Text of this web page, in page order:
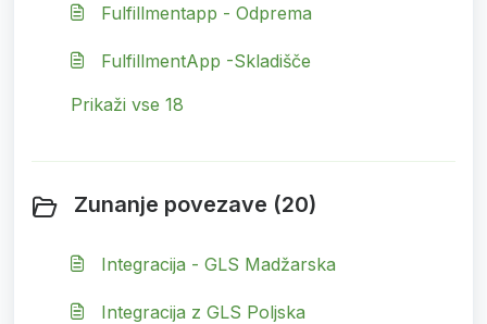
Fulfillmentapp - Odprema
FulfillmentApp -Skladišče
Prikaži vse 18
Zunanje povezave (20)
Integracija - GLS Madžarska
Integracija z GLS Poljska